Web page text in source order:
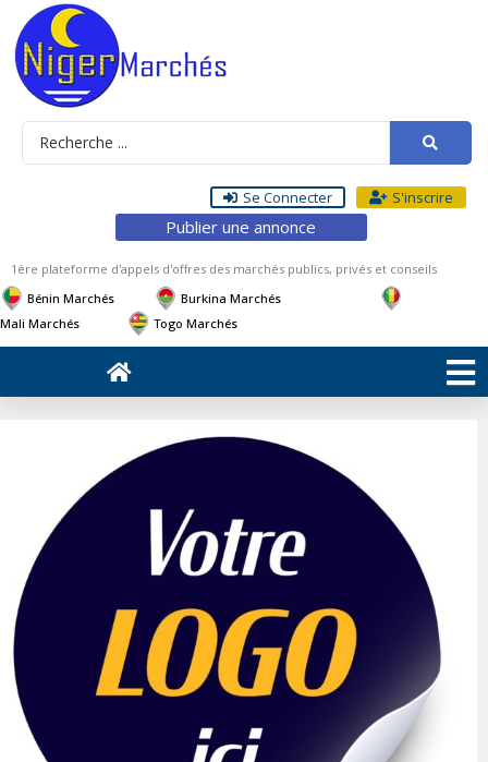
Se Connecter S'inscrire
Publier une annonce
1ère plateforme d'appels d'offres des marchés publics, privés et conseils
Bénin Marchés
Burkina Marchés
Mali Marchés
Togo Marchés